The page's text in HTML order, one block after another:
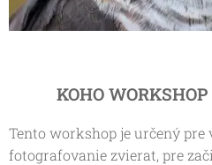
KOHO
Tento workshop je určený pre
fotografovanie zvierat, pre